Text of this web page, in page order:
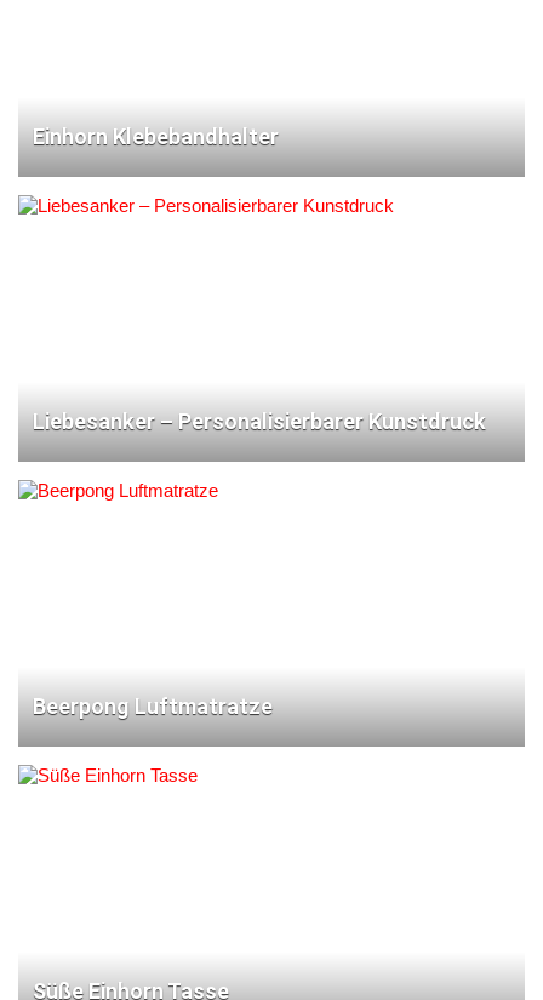
Einhorn Klebebandhalter
Liebesanker – Personalisierbarer Kunstdruck
Beerpong Luftmatratze
Süße Einhorn Tasse